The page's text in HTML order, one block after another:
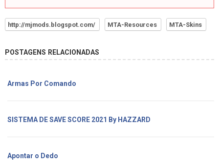
http://mjmods.blogspot.com/ MTA-Resources MTA-Skins
POSTAGENS RELACIONADAS
Armas Por Comando
SISTEMA DE SAVE SCORE 2021 By HAZZARD
Apontar o Dedo